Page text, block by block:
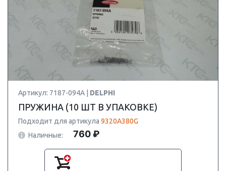
Артикул: 7187-094A | DELPHI
ПРУЖИНА (10 ШТ В УПАКОВКЕ)
Подходит для артикула 9320A380G
Наличные:
760 ₽